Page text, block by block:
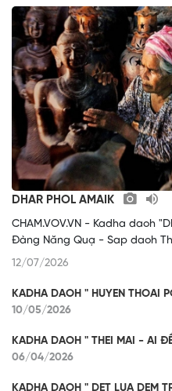
DHAR PHOL AMAIK
CHAM.VOV.VN - Kadha daoh
Đàng Năng Quạ - Sap daoh
12/07/2026
KADHA DAOH " HUYEN THOAI
10/05/2026
KADHA DAOH " THEI MAI - AI
06/04/2026
KADHA DAOH " DET LUA DEM